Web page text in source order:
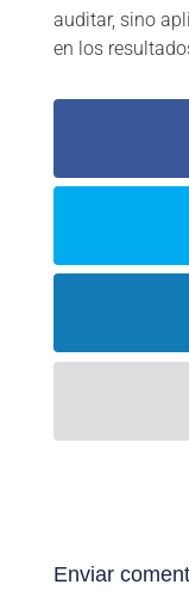
auditar, sino
en los
Enviar